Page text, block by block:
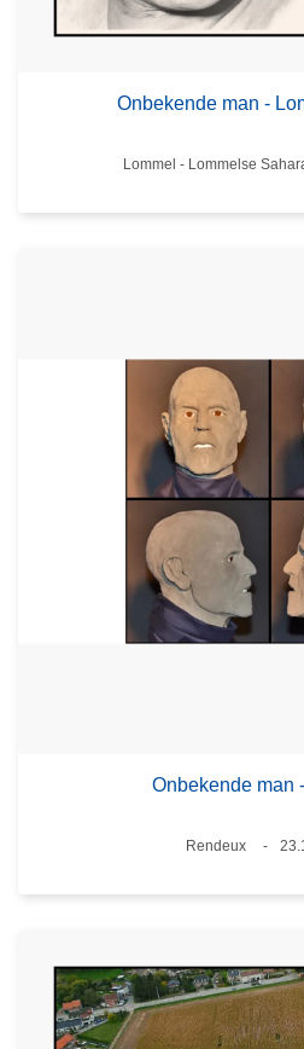
Onbekende man -
Plaats
Lommel - Lommelse
Onbekende man
Plaats
Rendeux